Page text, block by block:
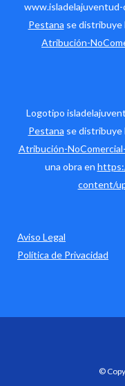
www.isladelajuventud-
Pestana se distribuye
Atribución-
Logotipo
Pestana se distribuye
Atribución-
una obra en
content/
Aviso Legal
Política de Privacidad
©